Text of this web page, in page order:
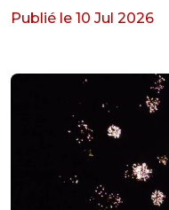
Publié le 10 Jul 2026